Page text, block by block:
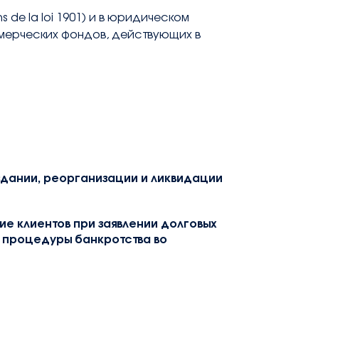
de la loi 1901) и в юридическом
фондов, действующих в
реорганизации и ликвидации
клиентов при заявлении долговых
банкротства во